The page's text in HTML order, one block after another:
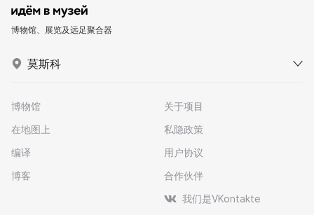
博物馆、展览及远足聚合器
莫斯科
博物馆
在地图上
编译
博客
关于项目
私隐政策
用户协议
合作伙伴
我们是VKontakte